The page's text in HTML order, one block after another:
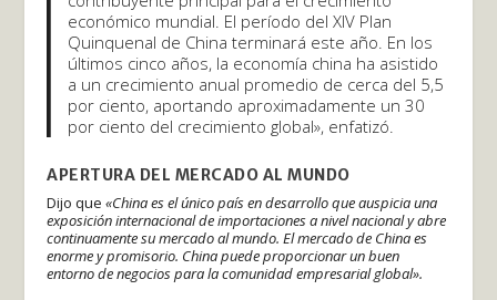
económico mundial. El período del XIV Plan
Quinquenal de China terminará este año. En los
últimos cinco años, la economía china ha asistido
a un crecimiento anual promedio de cerca del 5,5
por ciento, aportando aproximadamente un 30
por ciento del crecimiento global», enfatizó.
APERTURA DEL MERCADO AL MUNDO
Dijo que «China es el único país en desarrollo que auspicia una
exposición internacional de importaciones a nivel nacional y abre
continuamente su mercado al mundo. El mercado de China es
enorme y promisorio. China puede proporcionar un buen
entorno de negocios para la comunidad empresarial global».